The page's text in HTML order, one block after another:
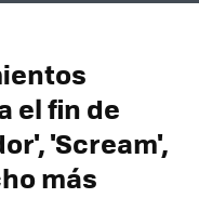
el fin de
'Scream',
más